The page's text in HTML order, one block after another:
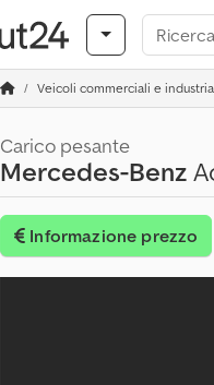
Veicoli commerciali e
Carico pesante
Mercedes-Benz
Informazione prezzo